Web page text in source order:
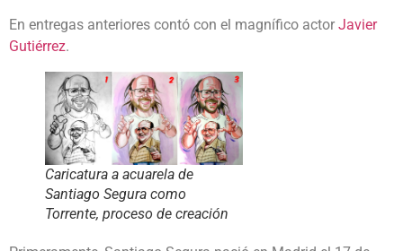
En entregas anteriores contó con el magnífico actor Javier
Gutiérrez.
Caricatura a acuarela de
Santiago Segura como
Torrente, proceso de creación